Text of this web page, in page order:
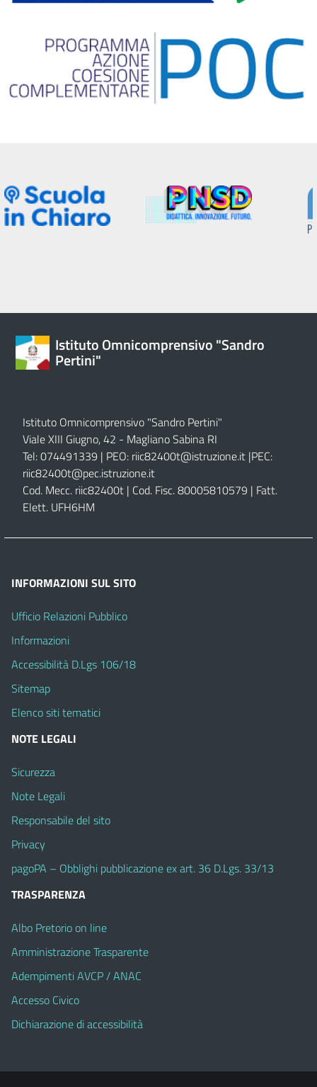
Istituto Omnicomprensivo "Sandro
Pertini"
Istituto Omnicomprensivo "Sandro Pertini"
Viale XIII Giugno, 42 - Magliano Sabina RI
Tel: 074491339 | PEO: riic82400t@istruzione.it |PEC:
riic82400t@pec.istruzione.it
Cod. Mecc. riic82400t | Cod. Fisc. 80005810579 | Fatt.
Elett. UFH6HM
INFORMAZIONI SUL SITO
Ufficio Relazioni Pubblico
Informazioni
Accessibilità D.Lgs 106/18
Sitemap
Elenco siti tematici
NOTE LEGALI
Sicurezza
Note Legali
Responsabile del sito
Privacy
pagoPA – Obblighi pubblicazione ex art. 36 D.Lgs. 33/13
TRASPARENZA
Albo Pretorio on line
Amministrazione Trasparente
Adempimenti AVCP / ANAC
Accesso Civico
Dichiarazione di accessibilità